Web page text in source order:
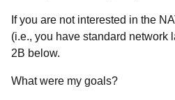
If you are not interested in the
(i.e., you have standard network
2B below.
What were my goals?